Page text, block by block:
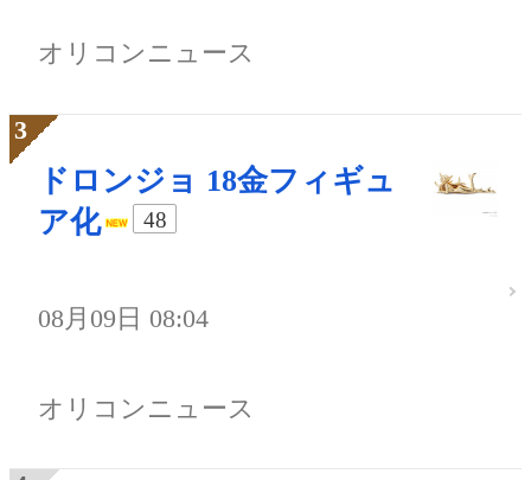
オリコンニュース
ドロンジョ 18金フィギュ
ア化
48
08月09日 08:04
オリコンニュース